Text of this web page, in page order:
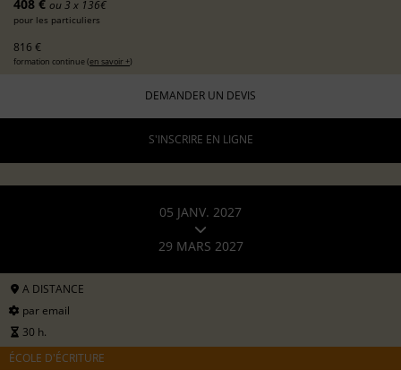
408 € ou 3 x 136€
pour les particuliers
816 €
formation continue (en savoir +)
DEMANDER UN DEVIS
S'INSCRIRE EN LIGNE
05 JANV. 2027
29 MARS 2027
A DISTANCE
par email
30 h.
ÉCOLE D'ÉCRITURE